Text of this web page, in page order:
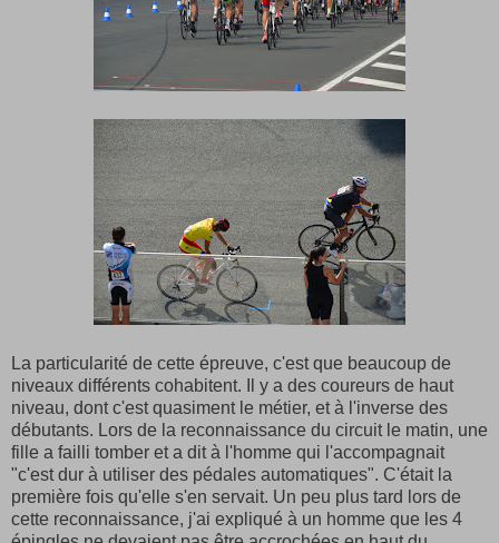
La particularité de cette épreuve, c'est que beaucoup de
niveaux différents cohabitent. Il y a des coureurs de haut
niveau, dont c'est quasiment le métier, et à l'inverse des
débutants. Lors de la reconnaissance du circuit le matin, une
fille a failli tomber et a dit à l'homme qui l'accompagnait
"c'est dur à utiliser des pédales automatiques". C'était la
première fois qu'elle s'en servait. Un peu plus tard lors de
cette reconnaissance, j'ai expliqué à un homme que les 4